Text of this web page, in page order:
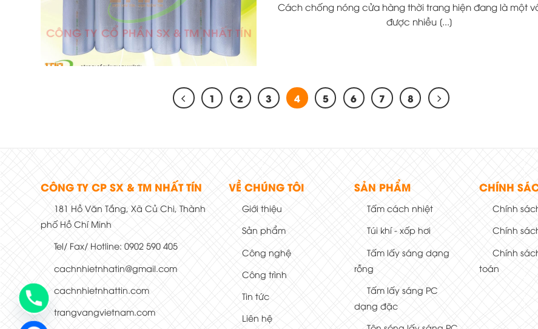
Cách chống nóng cửa hàng thời trang hiện đang là một
được nhiều [...]
1 2 3 4 5 6 7 8
CÔNG TY CP SX & TM NHẤT TÍN
181 Hồ Văn Tắng, Xã Củ Chi, Thành
phố Hồ Chí Minh
Tel/ Fax/ Hotline: 0902 590 405
cachnhietnhatin@gmail.com
cachnhietnhattin.com
trangvangvietnam.com
VỀ CHÚNG TÔI
Giới thiệu
Sản phẩm
Công nghệ
Công trình
Tin tức
Liên hệ
SẢN PHẨM
Tấm cách nhiệt
Túi khí - xốp hơi
Tấm lấy sáng dạng
rỗng
Tấm lấy sáng PC
dạng đặc
CHÍNH
Chính
Chính
Chính
toán